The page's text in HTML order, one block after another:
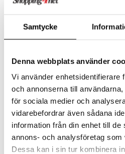
Samtycke
Denna webbplats använder
Vi använder enhetsidentifierare
och annonserna till
för sociala medier och
vidarebefordrar även sådana
information från din enhet till de
annons- och analysföretag
Dessa kan i sin tur kombinera
Happy Baby Hop N' Bounce
Fido Hyppyeläin
HAPPY BABY
Koe paljon hauskoja hyppyleikkejä!
24,90